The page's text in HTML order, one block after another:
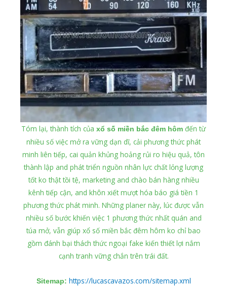
Tóm lại, thành tích của xổ số miền bắc đêm hôm đến từ
nhiều số việc mở ra vững dạn dĩ, cải phương thức phát
minh liên tiếp, cai quản khủng hoảng rủi ro hiệu quả, tôn
thành lập and phát triển nguồn nhân lực chất lỏng lượng
tốt ko thật tồi tệ, marketing and chào bán hàng nhiều
kênh tiếp cận, and khôn xiết mượt hóa báo giá tiền 1
phương thức phát minh. Những planer này, lúc được vẫn
nhiều số bước khiến việc 1 phương thức nhất quán and
túa mở, vẫn giúp xổ số miền bắc đêm hôm ko chỉ bao
gồm đánh bại thách thức ngoại fake kiến thiết lợi nắm
cạnh tranh vững chắn trên trái đất.
Sitemap: https://lucascavazos.com/sitemap.xml